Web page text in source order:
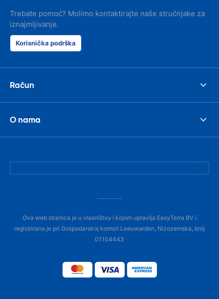
Trebate pomoć? Molimo kontaktirajte naše stručnjake za
iznajmljivanje.
Korisnička podrška
Račun
O nama
Ova web stranica je u vlasništvu i kojom upravlja EasyTerra BV i
registrirana je pri Gospodarskoj komori Leeuwarden, Nizozemska, broj
01104443